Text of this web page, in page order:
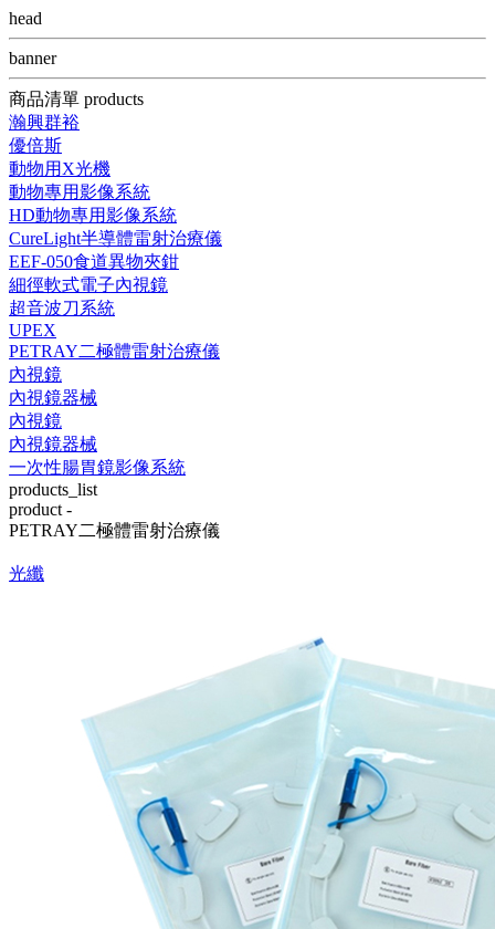
head
banner
商品清單 products
瀚興群裕
優倍斯
動物用X光機
動物專用影像系統
HD動物專用影像系統
CureLight半導體雷射治療儀
EEF-050食道異物夾鉗
細徑軟式電子內視鏡
超音波刀系統
UPEX
PETRAY二極體雷射治療儀
內視鏡
內視鏡器械
內視鏡
內視鏡器械
一次性腸胃鏡影像系統
products_list
product -
PETRAY二極體雷射治療儀
光纖